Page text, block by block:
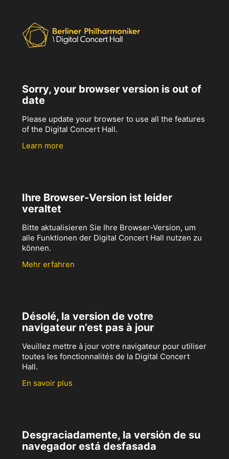
Sorry, your browser version is out of
date
Please update your browser to use all the features
of the Digital Concert Hall.
Learn more
Ihre Browser-Version ist leider
veraltet
Bitte aktualisieren Sie Ihre Browser-Version, um
alle Funktionen der Digital Concert Hall nutzen zu
können.
Mehr erfahren
Désolé, la version de votre
navigateur n’est pas à jour
Veuillez mettre à jour votre navigateur pour utiliser
toutes les fonctionnalités de la Digital Concert
Hall.
En savoir plus
Desgraciadamente, la versión de su
navegador está desfasada